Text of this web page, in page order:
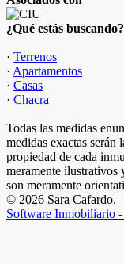
¿Qué estás buscando?
· Terrenos
· Apartamentos
· Casas
· Chacra
Todas las medidas
medidas exactas serán
propiedad de cada
meramente ilustrativos
son meramente
© 2026 Sara Cafardo.
Software Inmobiliario